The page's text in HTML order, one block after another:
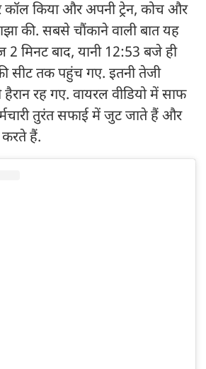
कॉल किया और अपनी ट्रेन, कोच और
की. सबसे चौंकाने वाली बात यह
मिनट बाद, यानी 12:53 बजे ही
सीट तक पहुंच गए. इतनी तेजी
रह गए. वायरल वीडियो में साफ
तुरंत सफाई में जुट जाते हैं और
करते हैं.